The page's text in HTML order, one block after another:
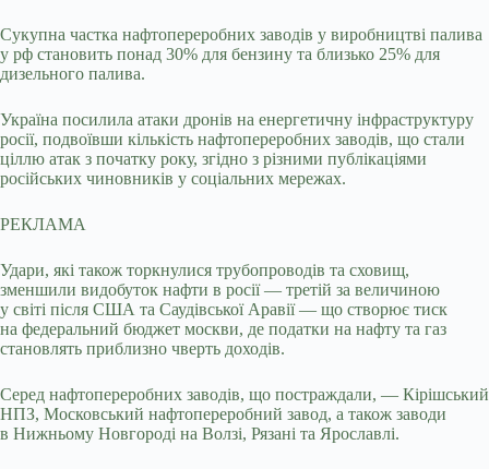
Сукупна частка нафтопереробних заводів у виробництві палива
у рф становить понад 30% для бензину та близько 25% для
дизельного палива.
Україна посилила атаки дронів на енергетичну інфраструктуру
росії, подвоївши кількість нафтопереробних заводів, що стали
ціллю атак з початку року, згідно з різними публікаціями
російських чиновників у соціальних мережах.
РЕКЛАМА
Удари, які також торкнулися трубопроводів та сховищ,
зменшили видобуток нафти в росії — третій за величиною
у світі після США та Саудівської Аравії — що створює тиск
на федеральний бюджет москви, де податки на нафту та газ
становлять приблизно чверть доходів.
Серед нафтопереробних заводів, що постраждали, — Кірішський
НПЗ, Московський нафтопереробний завод, а також заводи
в Нижньому Новгороді на Волзі, Рязані та Ярославлі.